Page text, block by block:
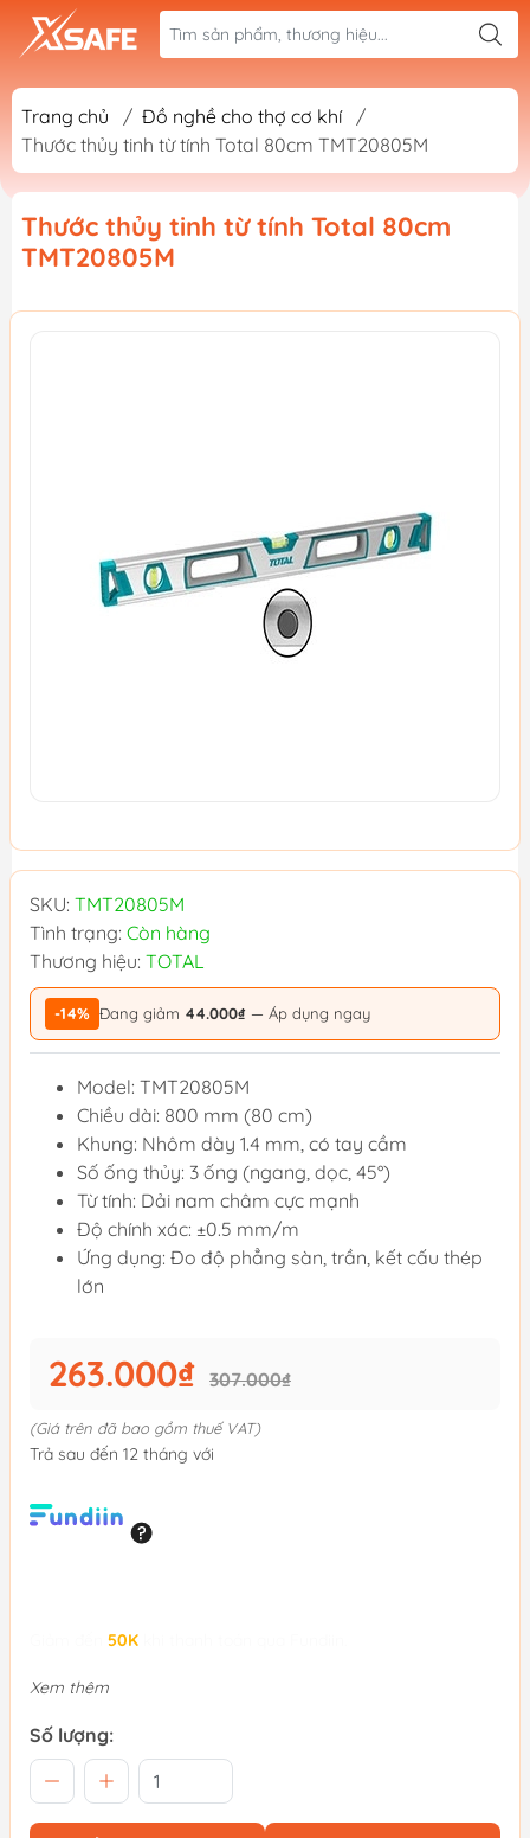
Trang chủ / Đồ nghề cho thợ cơ khí
/
Thước thủy tinh từ tính Total 80cm TMT20805M
Thước thủy tinh từ tính Total 80cm
TMT20805M
SKU: TMT20805M
Tình trạng: Còn hàng
Thương hiệu: TOTAL
-14% Đang giảm 44.000₫ — Áp dụng ngay
Model: TMT20805M
Chiều dài: 800 mm (80 cm)
Khung: Nhôm dày 1.4 mm, có tay cầm
Số ống thủy: 3 ống (ngang, dọc, 45°)
Từ tính: Dải nam châm cực mạnh
Độ chính xác: ±0.5 mm/m
Ứng dụng: Đo độ phẳng sàn, trần, kết cấu thép
lớn
263.000₫ 307.000₫
(Giá trên đã bao gồm thuế VAT)
Trả sau đến 12 tháng với
50K
Xem thêm
Số lượng: